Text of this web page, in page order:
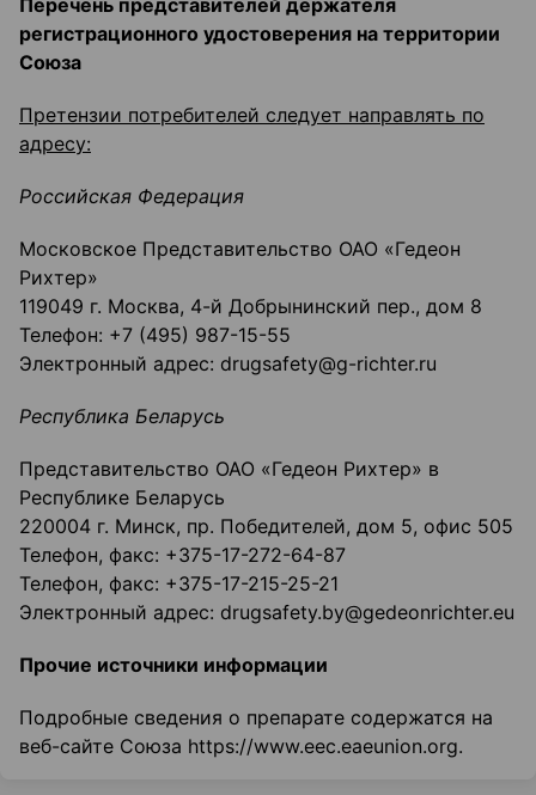
Перечень представителей держателя
регистрационного удостоверения на территории
Союза
Претензии потребителей следует направлять по
адресу:
Российская Федерация
Московское Представительство ОАО «Гедеон
Рихтер»
119049 г. Москва, 4-й Добрынинский пер., дом 8
Телефон: +7 (495) 987-15-55
Электронный адрес: drugsafety@g-richter.ru
Республика Беларусь
Представительство ОАО «Гедеон Рихтер» в
Республике Беларусь
220004 г. Минск, пр. Победителей, дом 5, офис 505
Телефон, факс: +375-17-272-64-87
Телефон, факс: +375-17-215-25-21
Электронный адрес: drugsafety.by@gedeonrichter.eu
Прочие источники информации
Подробные сведения о препарате содержатся на
веб-сайте Союза https://www.eec.eaeunion.org.